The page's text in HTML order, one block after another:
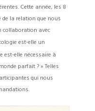
Cette année, les 8
la relation que nous
collaboration avec
est-elle un
est-elle nécessaire à
parfait ? » Telles
qui nous